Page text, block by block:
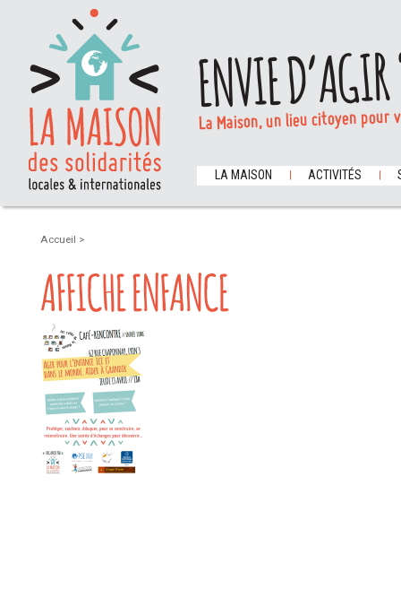
ENVIE
La Maison, un lieu citoyen
LA MAISON ACTIVITÉS
Accueil >
AFFICHE ENFANCE